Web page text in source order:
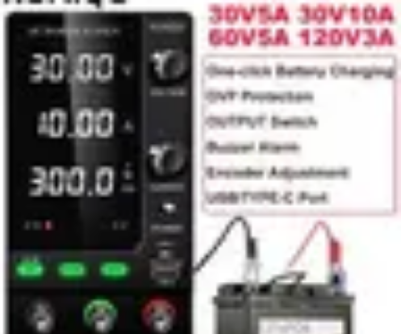
Oferty Zakupowe
Ocena ofertAnaliza ofert Tendencje zakupowePorady
Porady Zakupowe